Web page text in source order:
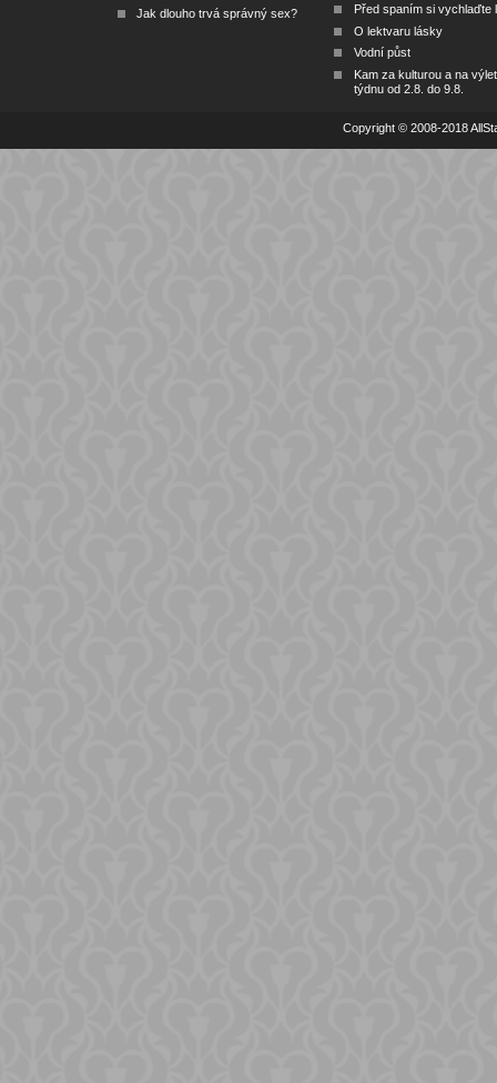
Jak dlouho trvá správný sex?
Před spaním si vychlaďte
O lektvaru lásky
Vodní půst
Kam za kulturou a na
týdnu od 2.8. do 9.8.
Copyright © 2008-2018